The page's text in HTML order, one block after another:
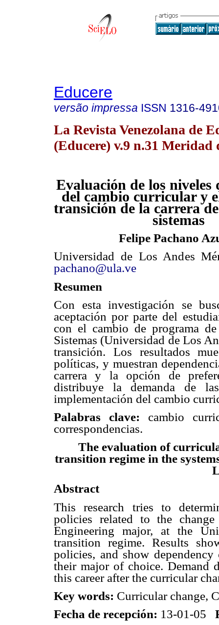
Educere
versão impressa ISSN 1316-
La Revista Venezolana de
(Educere) v.9 n.31 Meridad
Evaluación de los niveles
del cambio curricular y
transición de la carrera
sistemas
Felipe Pachano
Universidad de Los Andes
pachano@ula.ve
Resumen
Con esta investigación se
aceptación por parte del
con el cambio de programa
Sistemas (Universidad de Los
transición. Los resultados
políticas, y muestran
carrera y la opción de
distribuye la demanda de
implementación del cambio
Palabras clave: cambio
correspondencias.
The evaluation of
transition regime in the
Abstract
This research tries to
policies related to the
Engineering major, at the
transition regime. Results
policies, and show
their major of choice. Demand
this career after the curricular
Key words: Curricular change,
Fecha de recepción: 13-01-05